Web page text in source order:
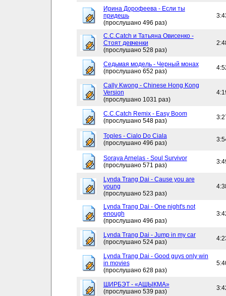
Ирина Дорофеева - Если ты
придешь
(прослушано 496 раз)
C.C.Catch и Татьяна Овисенко -
Стоят девченки
(прослушано 528 раз)
Седьмая модель - Черный монах
(прослушано 652 раз)
Cally Kwong - Chinese Hong Kong
Version
(прослушано 1031 раз)
C.C.Catch Remix - Easy Boom
(прослушано 548 раз)
Toples - Cialo Do Ciala
(прослушано 496 раз)
Soraya Arnelas - Soul Survivor
(прослушано 571 раз)
Lynda Trang Dai - Cause you are
young
(прослушано 523 раз)
Lynda Trang Dai - One night's not
enough
(прослушано 496 раз)
Lynda Trang Dai - Jump in my car
(прослушано 524 раз)
Lynda Trang Dai - Good guys only win
in movies
(прослушано 628 раз)
ШИРБЭТ - «АШЫКМА»
(прослушано 539 раз)